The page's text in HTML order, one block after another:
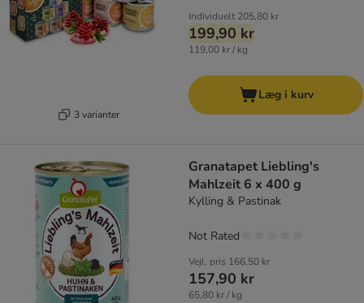
3 varianter
Individuelt 205,80 kr
199,90 kr
119,00 kr / kg
Læg i kurv
Granatapet Liebling's
Mahlzeit 6 x 400 g
Kylling & Pastinak
Vejl. pris 166,50 kr
157,90 kr
65,80 kr / kg
Not Rated